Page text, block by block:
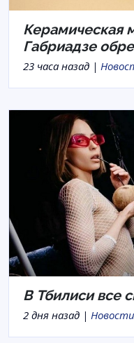
Керамическая
Габриадзе
23 часа назад |
В Тбилиси все
2 дня назад | Новости